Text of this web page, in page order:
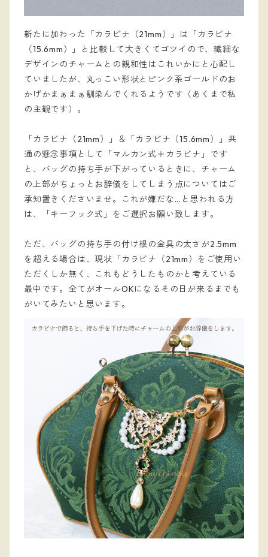
新たに加わった「カラビナ（21mm）」は「カラビナ
（15.6mm）」と比較して大きくてゴツイので、繊細な
デザインのチャームとの親和性はこれいかにと心配し
ていましたが、丸っこい形状とピンク系ゴールドのお
かげかまぁまぁ馴染んでくれるようです（あくまで私
の主観です）。
「カラビナ（21mm）」＆「カラビナ（15.6mm）」共
通の懸念事項として「マルカン式＋カラビナ」です
と、バッグの持ち手が下がっているときに、チャーム
の上部がちょっとお辞儀をしてしまう点についてはご
承知置きくださいませ。これが嫌だな...と思われる方
は、「キーフック式」をご選択お願い致します。
ただ、バッグの持ち手の付け根の金具の太さが2.5mm
を超える場合は、現状「カラビナ（21mm）をご使用い
ただくしか無く、これもどうしたものかと考えている
最中です。全てがオールOKになるその日が来るまでも
がいてみたいと思います。